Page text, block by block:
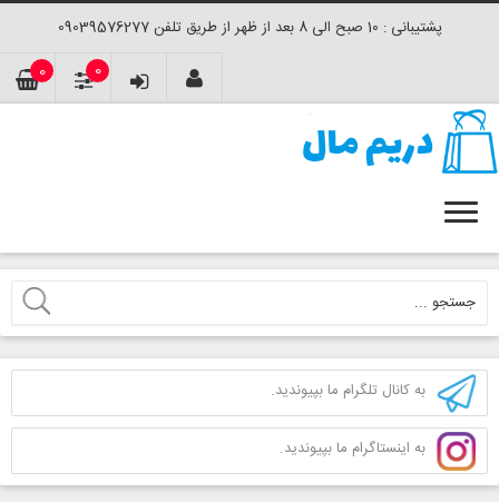
پشتیبانی : 10 صبح الی 8 بعد از ظهر از طریق تلفن 09039576277
0 0
به کانال تلگرام ما بپیوندید.
به اینستاگرام ما بپیوندید.